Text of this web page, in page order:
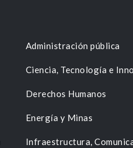
Administración pública
Ciencia, Tecnología e
Derechos Humanos
Energía y Minas
Infraestructura,